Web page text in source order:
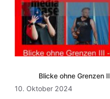
Blicke ohne Grenzen
10. Oktober 2024